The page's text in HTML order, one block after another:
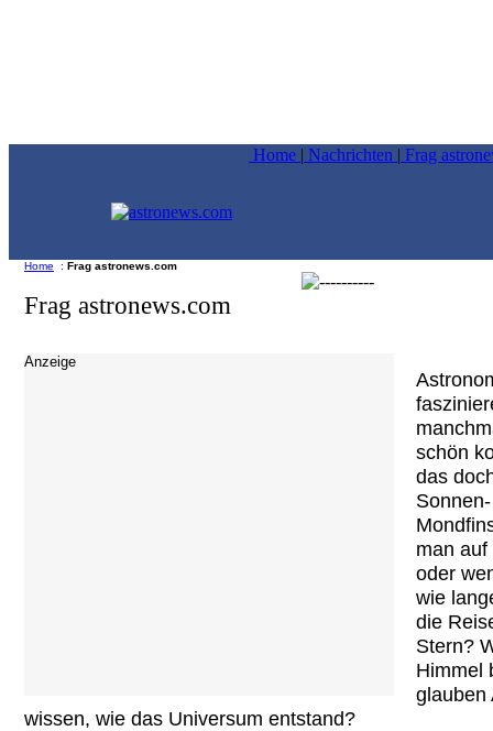
Home | Nachrichten | Frag
Home : Frag astronews.com
Frag astronews.com
Anzeige
schön
das
man
oder
wie
die
Stern?
Himmel
glauben
wissen, wie das Universum entstand?